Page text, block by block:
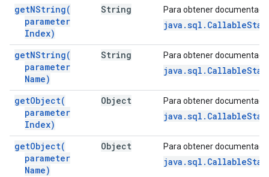
getNString(
parameter
Index)
String Para obtener
getNString(
parameter
Name)
String Para obtener
getObject(
parameter
Index)
Object Para obtener
getObject(
parameter
Name)
Object Para obtener